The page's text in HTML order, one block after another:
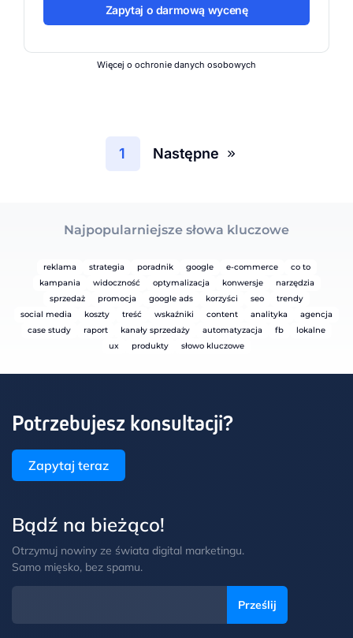
Więcej o ochronie danych osobowych
1 Następne
Najpopularniejsze słowa kluczowe
reklama strategia poradnik google e-commerce
co to
kampania
widoczność optymalizacja konwersje
narzędzia
sprzedaż
promocja google ads korzyści seo
trendy
social media
koszty treść wskaźniki content analityka
agencja
case study
raport kanały sprzedaży automatyzacja fb
lokalne
ux
produkty słowo kluczowe
Potrzebujesz konsultacji?
Zapytaj teraz
Bądź na bieżąco!
Otrzymuj nowiny ze świata digital marketingu.
Samo mięsko, bez spamu.